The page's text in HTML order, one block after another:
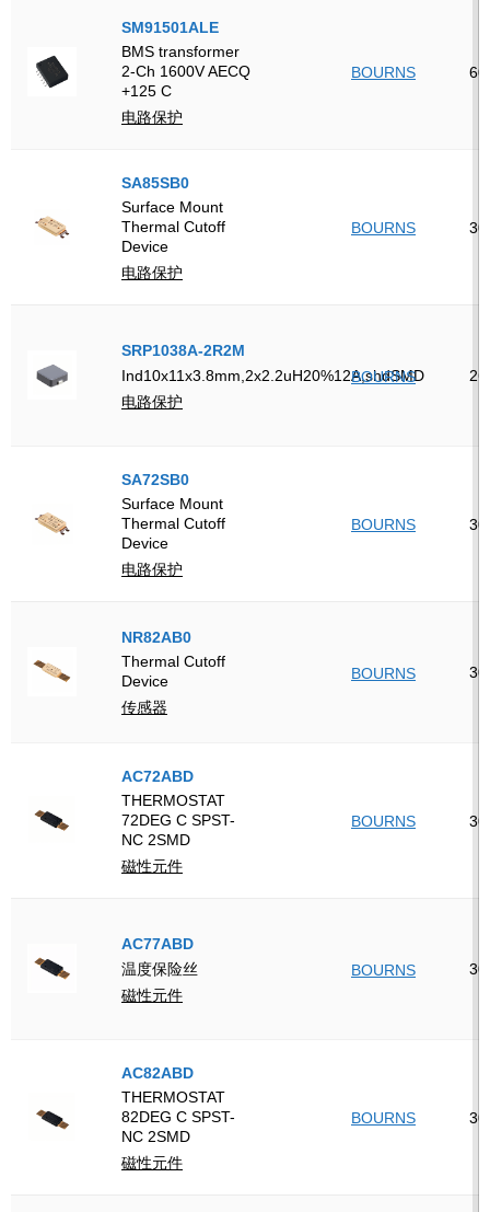
SM91501ALE
BMS transformer
2-Ch 1600V AECQ
+125 C
电路保护
BOURNS 60
SA85SB0
Surface Mount
Thermal Cutoff
Device
电路保护
BOURNS 30
SRP1038A-2R2M
Ind10x11x3.8mm,2x2.2uH20%12A,shdSMD
电路保护
BOURNS 26
SA72SB0
Surface Mount
Thermal Cutoff
Device
电路保护
BOURNS 30
NR82AB0
Thermal Cutoff
Device
传感器
BOURNS 30
AC72ABD
THERMOSTAT
72DEG C SPST-
NC 2SMD
磁性元件
BOURNS 30
AC77ABD
温度保险丝
磁性元件
BOURNS 30
AC82ABD
THERMOSTAT
82DEG C SPST-
NC 2SMD
磁性元件
BOURNS 30